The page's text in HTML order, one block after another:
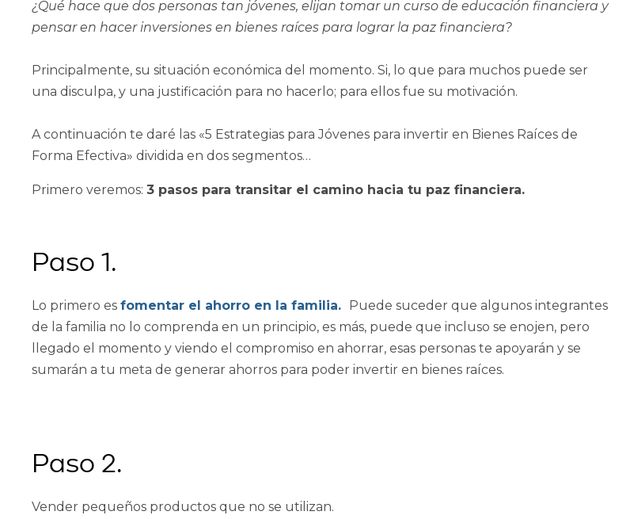
¿Qué hace que dos personas tan jóvenes, elijan tomar un curso de educación financiera y
pensar en hacer inversiones en bienes raíces para lograr la paz financiera?
Principalmente, su situación económica del momento. Si, lo que para muchos puede ser
una disculpa, y una justificación para no hacerlo; para ellos fue su motivación.
A continuación te daré las «5 Estrategias para Jóvenes para invertir en Bienes Raíces de
Forma Efectiva» dividida en dos segmentos…
Primero veremos: 3 pasos para transitar el camino hacia tu paz financiera.
Paso 1.
Lo primero es fomentar el ahorro en la familia. Puede suceder que algunos integrantes
de la familia no lo comprenda en un principio, es más, puede que incluso se enojen, pero
llegado el momento y viendo el compromiso en ahorrar, esas personas te apoyarán y se
sumarán a tu meta de generar ahorros para poder invertir en bienes raíces.
Paso 2.
Vender pequeños productos que no se utilizan.
NO TE VAYAS SIN RESERVAR TU LUGAR